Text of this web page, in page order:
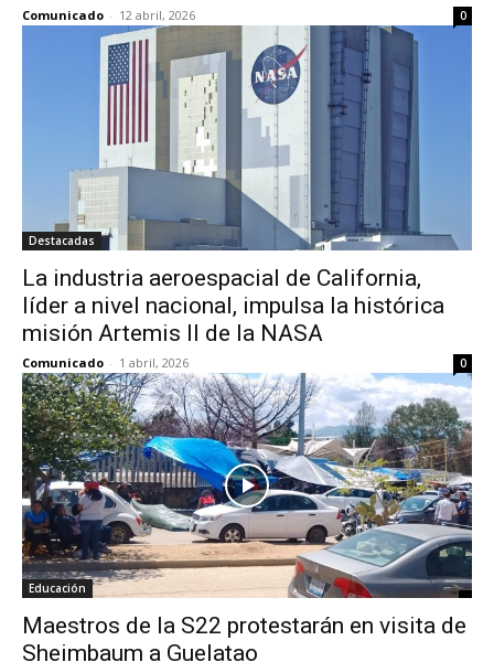
Comunicado - 12 abril, 2026 0
Destacadas
La industria aeroespacial de California,
líder a nivel nacional, impulsa la histórica
misión Artemis II de la NASA
Comunicado - 1 abril, 2026 0
Educación
Maestros de la S22 protestarán en visita de
Sheimbaum a Guelatao